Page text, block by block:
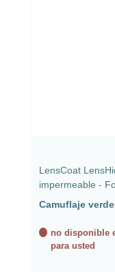
LensCoat
impermeable -
Camuflaje
no disponible
para usted